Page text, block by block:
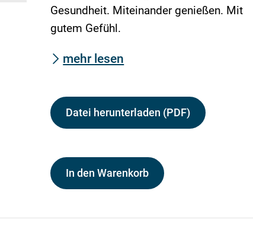
Gesundheit. Miteinander genießen. Mit
gutem Gefühl.
mehr lesen
Datei herunterladen (PDF)
In den Warenkorb